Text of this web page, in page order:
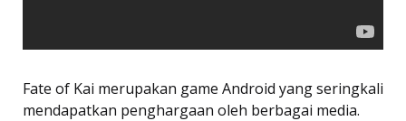
Fate of Kai merupakan game Android yang seringkali
mendapatkan penghargaan oleh berbagai media.